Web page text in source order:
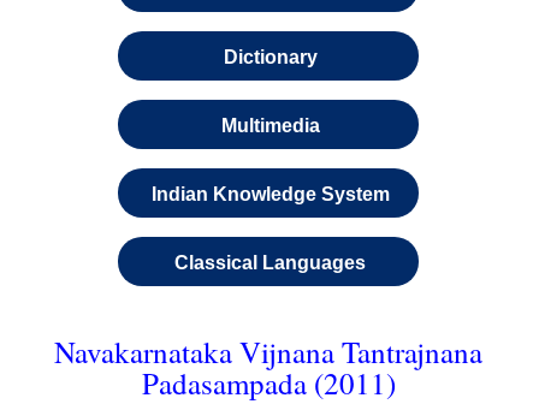
Dictionary
Multimedia
Indian Knowledge System
Classical Languages
Navakarnataka Vijnana Tantrajnana
Padasampada (2011)